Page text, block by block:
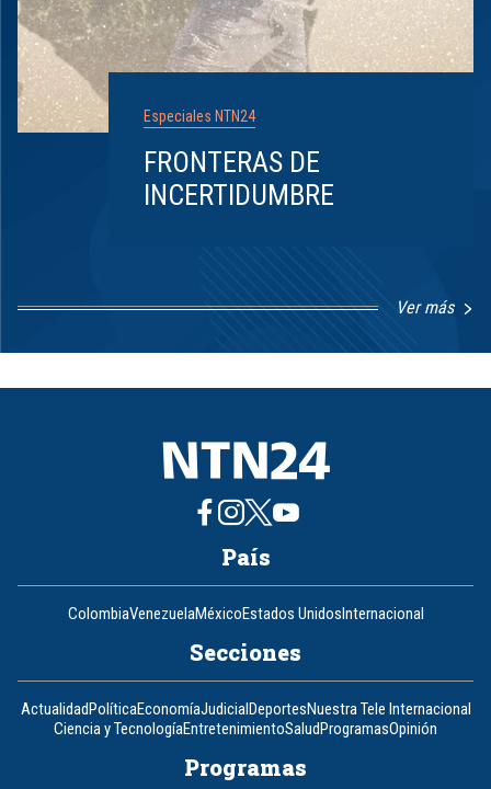
Especiales NTN24
FRONTERAS DE
INCERTIDUMBRE
Ver más
1
8
País
ColombiaVenezuelaMéxicoEstados UnidosInternacional
Secciones
ActualidadPolíticaEconomíaJudicialDeportesNuestra Tele Internacional
Ciencia y TecnologíaEntretenimientoSaludProgramasOpinión
Programas